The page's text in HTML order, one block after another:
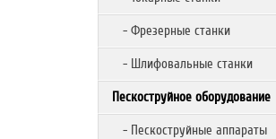
- Фрезерные станки
- Шлифовальные станки
Пескоструйное оборудование
- Пескоструйные аппараты